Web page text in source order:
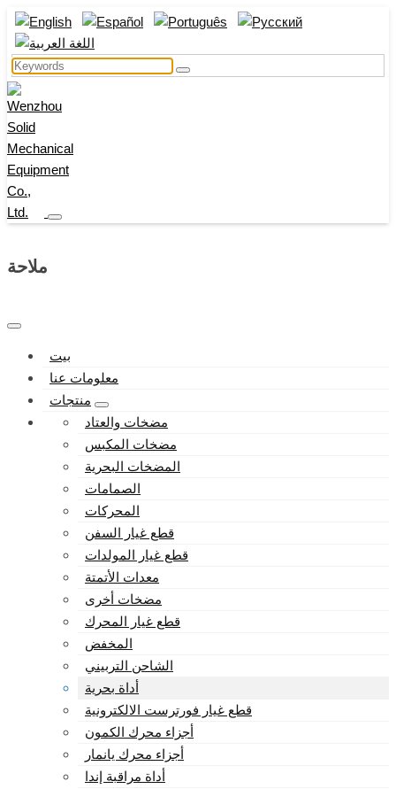
ملاحة
بيت
معلومات عنا
منتجات
مضخات والعتاد
مضخات المكبس
المضخات البحرية
الصمامات
المحركات
قطع غيار السفن
قطع غيار المولدات
معدات الأتمتة
مضخات أخرى
قطع غيار المحرك
المخفض
الشاحن التربيني
أداة بحرية
قطع غيار فورترست الالكترونية
أجزاء محرك الكمون
أجزاء محرك يانمار
أداة مراقبة إندا